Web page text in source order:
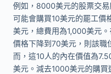
例如，8000美元的股票交
可能會購買10美元的罷工價
美元，總費用為1,000美元
價格下降到70美元，則該
而，這10人的內在價值為
美元。減去1000美元的購